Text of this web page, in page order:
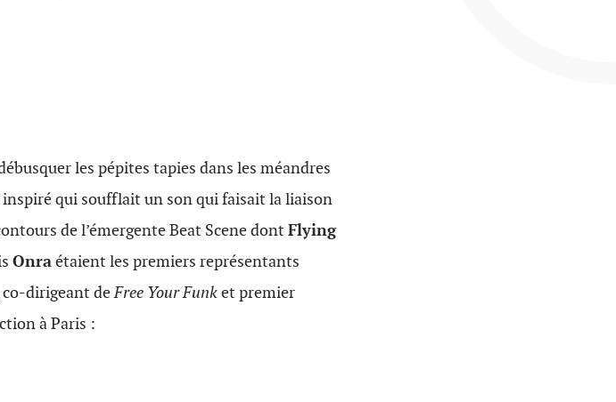
les pépites tapies dans les méandres
qui soufflait un son qui faisait la liaison
de l’émergente Beat Scene dont Flying
Onraétaient les premiers représentants
co-dirigeant deFree Your Funket premier
à Paris :